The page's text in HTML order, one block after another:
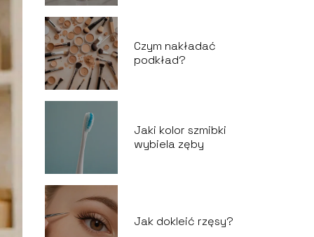
Czym nakładać
podkład?
Jaki kolor szmibki
wybiela zęby
Jak dokleić rzęsy?